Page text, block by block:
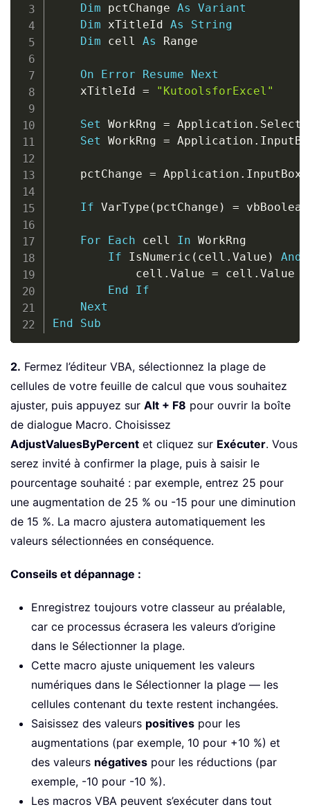
Dim pctChange As
Variant
Dim xTitleId As
String
Dim cell As Range
On Error Resume
Next
    xTitleId
= "KutoolsforExcel"
Set WorkRng = Application .
Set WorkRng = Application .
    pctChange
= Application . InputBox
If VarType ( pctChange ) =
For Each cell In WorkRng
If IsNumeric ( cell . Value ) And
            cell
. Value = cell . Value
End
If
Next
End
Sub
2. Fermez l’éditeur VBA, sélectionnez la plage de
cellules de votre feuille de calcul que vous souhaitez
ajuster, puis appuyez sur Alt + F8 pour ouvrir la boîte
de dialogue Macro. Choisissez
AdjustValuesByPercent et cliquez sur Exécuter. Vous
serez invité à confirmer la plage, puis à saisir le
pourcentage souhaité : par exemple, entrez 25 pour
une augmentation de 25 % ou -15 pour une diminution
de 15 %. La macro ajustera automatiquement les
valeurs sélectionnées en conséquence.
Conseils et dépannage :
Enregistrez toujours votre classeur au préalable,
car ce processus écrasera les valeurs d’origine
dans le Sélectionner la plage.
Cette macro ajuste uniquement les valeurs
numériques dans le Sélectionner la plage — les
cellules contenant du texte restent inchangées.
Saisissez des valeurs positives pour les
augmentations (par exemple, 10 pour +10 %) et
des valeurs négatives pour les réductions (par
exemple, -10 pour -10 %).
Les macros VBA peuvent s’exécuter dans tout